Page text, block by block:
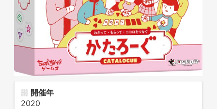
開催年
2020